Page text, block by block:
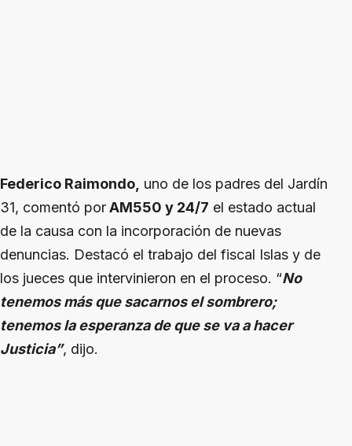
Federico Raimondo, uno de los padres del Jardín
31, comentó porAM550 y 24/7 el estado actual
de la causa con la incorporación de nuevas
denuncias. Destacó el trabajo del fiscal Islas y de
los jueces que intervinieron en el proceso. “No
tenemos más que sacarnos el sombrero;
tenemos la esperanza de que se va a hacer
Justicia”, dijo.